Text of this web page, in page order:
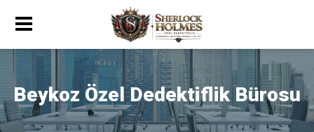
Beykoz Özel Dedektiflik Bürosu